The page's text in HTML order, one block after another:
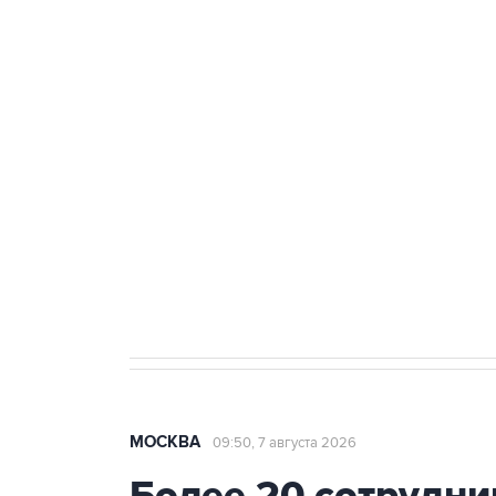
МОСКВА 09:50, 7 августа 2026